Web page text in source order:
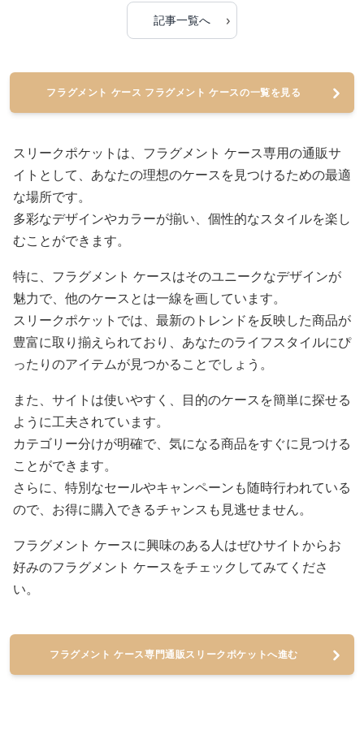
記事一覧へ ›
フラグメント ケース フラグメント ケースの一覧を見る
スリークポケットは、フラグメント ケース専用の通販サ
イトとして、あなたの理想のケースを見つけるための最適
な場所です。
多彩なデザインやカラーが揃い、個性的なスタイルを楽し
むことができます。
特に、フラグメント ケースはそのユニークなデザインが
魅力で、他のケースとは一線を画しています。
スリークポケットでは、最新のトレンドを反映した商品が
豊富に取り揃えられており、あなたのライフスタイルにぴ
ったりのアイテムが見つかることでしょう。
また、サイトは使いやすく、目的のケースを簡単に探せる
ように工夫されています。
カテゴリー分けが明確で、気になる商品をすぐに見つける
ことができます。
さらに、特別なセールやキャンペーンも随時行われている
ので、お得に購入できるチャンスも見逃せません。
フラグメント ケースに興味のある人はぜひサイトからお
好みのフラグメント ケースをチェックしてみてくださ
い。
フラグメント ケース専門通販スリークポケットへ進む